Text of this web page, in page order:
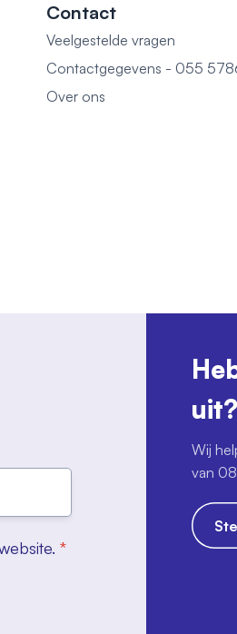
Contact
Veelgestelde vragen
Contactgegevens - 055
Over ons
*
uit?
Wij
van